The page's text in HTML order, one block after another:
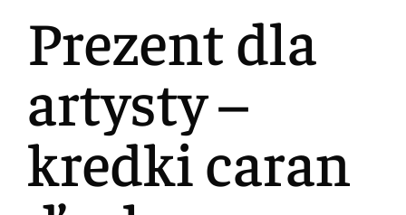
Prezent dla
artysty –
kredki caran